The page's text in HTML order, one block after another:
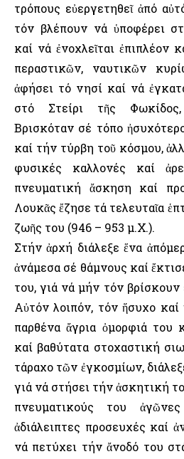
τρόπους εὐεργετηθεῖ ἀπό
τόν βλέπουν νά ὑποφέρει
καί νά ἐνοχλεῖται ἐπιπλέον
περαστικῶν, ναυτικῶν
ἀφήσει τό νησί καί νά
στό Στείρι τῆς
Βρισκόταν σέ τόπο
καί τήν τύρβη τοῦ κόσμου,
φυσικές καλλονές καί
πνευματική ἄσκηση καί
Λουκᾶς ἔζησε τά τελευταῖα
ζωῆς του (946 – 953 μ.Χ.).
Στήν ἀρχή διάλεξε ἕνα
ἀνάμεσα σέ θάμνους καί
του, γιά νά μήν τόν βρίσκουν
Αὐτόν λοιπόν, τόν ἥσυχο
παρθένα ἄγρια ὀμορφιά του
καί βαθύτατα στοχαστική
τάραχο τῶν ἐγκοσμίων,
γιά νά στήσει τήν ἀσκητική
πνευματικούς του
ἀδιάλειπτες προσευχές καί
νά πετύχει τήν ἄνοδό του